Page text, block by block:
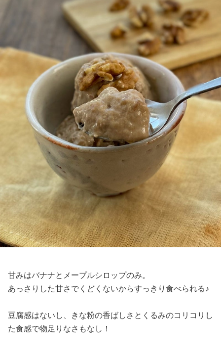
甘みはバナナとメープルシロップのみ。
あっさりした甘さでくどくないからすっきり食べられる♪
豆腐感はないし、きな粉の香ばしさとくるみのコリコリし
た食感で物足りなさもなし！